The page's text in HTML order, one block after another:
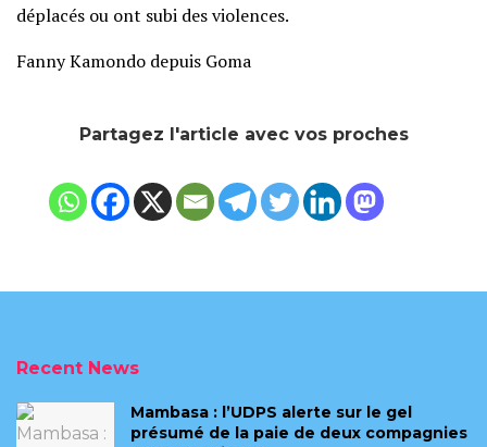
déplacés ou ont subi des violences.
Fanny Kamondo depuis Goma
Partagez l'article avec vos proches
Recent News
Mambasa : l’UDPS alerte sur le gel
présumé de la paie de deux compagnies